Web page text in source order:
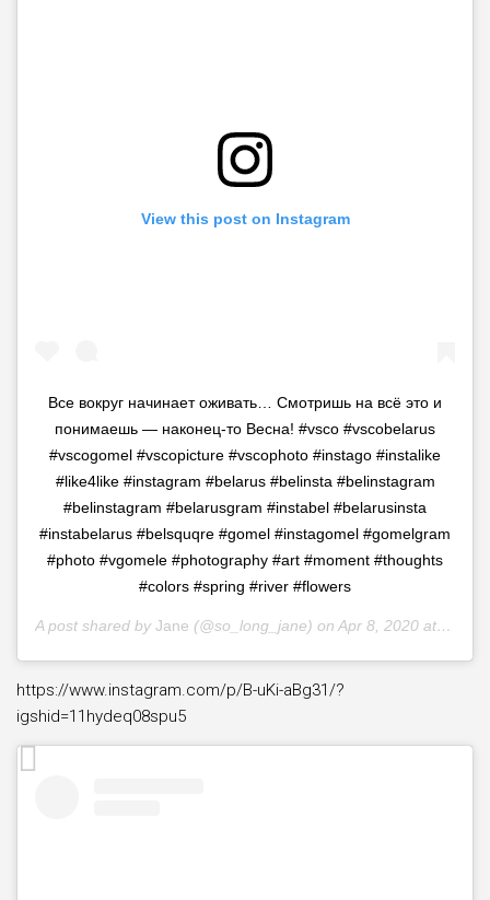
View this post on Instagram
Все вокруг начинает оживать… Смотришь на всё это и
понимаешь — наконец-то Весна! #vsco #vscobelarus
#vscogomel #vscopicture #vscophoto #instago #instalike
#like4like #instagram #belarus #belinsta #belinstagram
#belinstagram #belarusgram #instabel #belarusinsta
#instabelarus #belsquqre #gomel #instagomel #gomelgram
#photo #vgomele #photography #art #moment #thoughts
#colors #spring #river #flowers
A post shared by Jane (@so_long_jane) on Apr 8, 2020 at 12:18pm PDT
https://www.instagram.com/p/B-uKi-aBg31/?
igshid=11hydeq08spu5